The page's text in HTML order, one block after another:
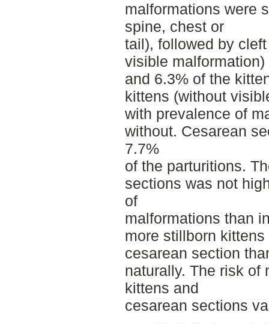
malformations were
spine, chest or
tail), followed by
visible
and 6.3% of the
kittens (without
with prevalence of
without. Cesarean
7.7%
of the parturitions.
sections was not
of
malformations than
more stillborn
cesarean section
naturally. The risk of
kittens and
cesarean sections